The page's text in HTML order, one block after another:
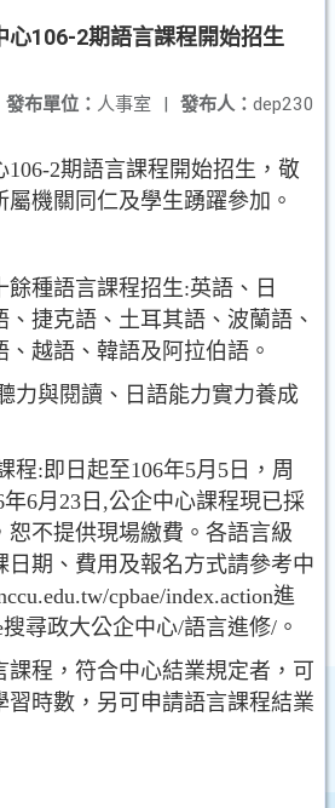
心106-2期語言課程開始招生
發布人： dep230
發布單位： 人事室 |
2期語言課程開始招生，敬
機關同仁及學生踴躍參加。
種語言課程招生:英語、日
捷克語、土耳其語、波蘭語、
越語、韓語及阿拉伯語。
力與閱讀、日語能力實力養成
程:即日起至106年5月5日，周
6月23日,公企中心課程現已採
恕不提供現場繳費。各語言級
日期、費用及報名方式請參考中
cpbae/index.action進
尋政大公企中心/語言進修/。
課程，符合中心結業規定者，可
習時數，另可申請語言課程結業